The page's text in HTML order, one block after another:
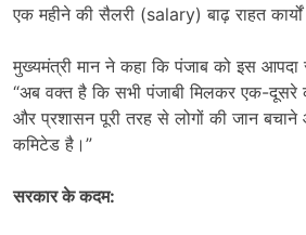
एक महीने की सैलरी (salary) बाढ़ राहत
मुख्यमंत्री मान ने कहा कि पंजाब को इस
“अब वक्त है कि सभी पंजाबी मिलकर एक-दूसरे
और प्रशासन पूरी तरह से लोगों की जान
कमिटेड है।”
सरकार के कदम: